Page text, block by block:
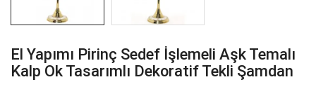
El Yapımı Pirinç Sedef İşlemeli Aşk Temalı
Kalp Ok Tasarımlı Dekoratif Tekli Şamdan